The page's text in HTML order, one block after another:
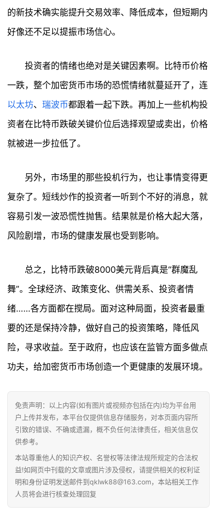
首
快
专
百
的新技术确实能提升交易效率、降低成本，但短期内
好像还不足以提振市场信心。
投资者的情绪也绝对是关键因素啊。比特币价格
一跌，整个加密货币市场的恐慌情绪就蔓延开了，连
以太坊、 瑞波币都跟着一起下跌。再加上一些机构投
资者在比特币跌破关键价位后选择观望或卖出，价格
就被进一步拉低了。
另外，市场里的那些投机行为，也让事情变得更
复杂了。短线炒作的投资者一听到个不好的消息，就
容易引发一波恐慌性抛售。结果就是价格大起大落，
风险剧增，市场的健康发展也受到影响。
总之，比特币跌破8000美元背后真是“群魔乱
舞”。全球经济、政策变化、供需关系、投资者情
绪……各方面都在搅局。面对这种局面，投资者最重
要的还是保持冷静，做好自己的投资策略，降低风
险，寻求收益。至于政府，也应该在监管方面多做点
功夫，给加密货币市场创造一个更健康的发展环境。
免责声明：以上内容(如有图片或视频亦包括在内)均为平台用
户上传并发布，本平台仅提供信息存储服务，对本页面内容所
引致的错误、不确或遗漏，概不负任何法律责任，相关信息仅
供参考。
本站尊重他人的知识产权、名誉权等法律法规所规定的合法权
益!如网页中刊载的文章或图片涉及侵权，请提供相关的权利证
明和身份证明发送邮件到qklwk88@163.com，本站相关工作
人员将会进行核查处理回复